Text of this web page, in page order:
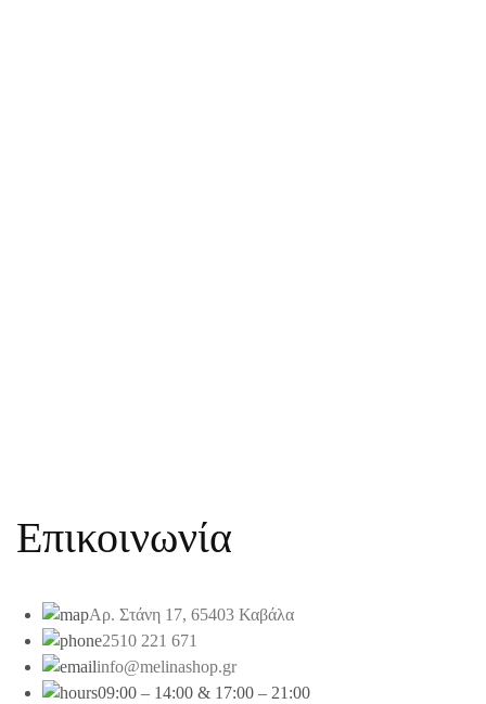
Επικοινωνία
Αρ. Στάνη 17, 65403 Καβάλα
2510 221 671
info@melinashop.gr
09:00 – 14:00 & 17:00 – 21:00